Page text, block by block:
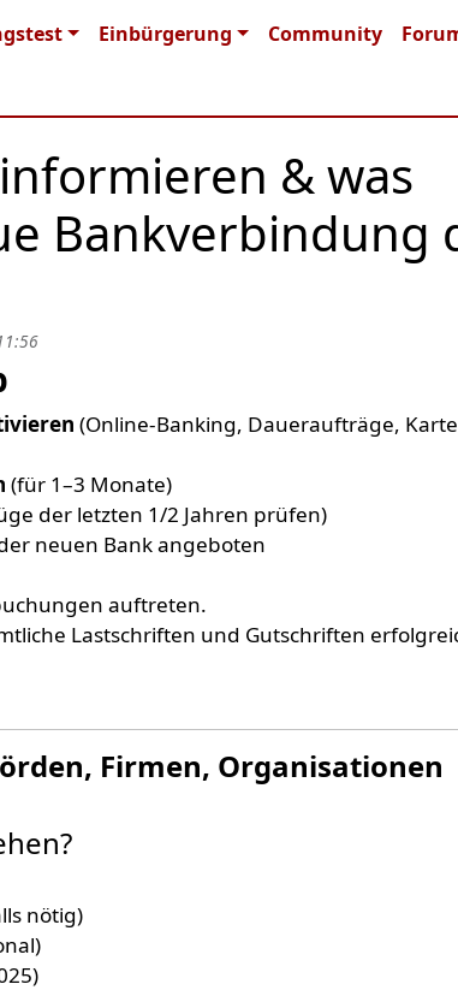
Einbürgerung Community
& was
Bankverbindung
(Online-Banking, Daueraufträge,
(für 1–3 Monate)
der letzten 1/2 Jahren prüfen)
neuen Bank angeboten
auftreten.
Lastschriften und Gutschriften
Firmen, Organisationen
nötig)